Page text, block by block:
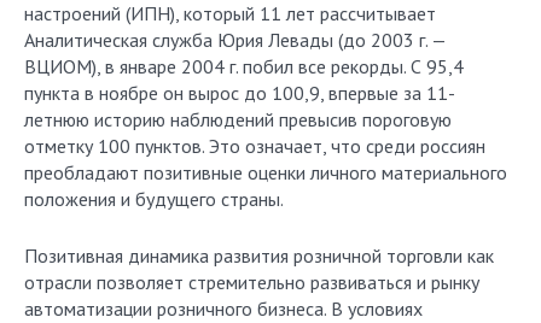
настроений (ИПН), который 11 лет рассчитывает
Аналитическая служба Юрия Левады (до 2003 г. —
ВЦИОМ), в январе 2004 г. побил все рекорды. С 95,4
пункта в ноябре он вырос до 100,9, впервые за 11-
летнюю историю наблюдений превысив пороговую
отметку 100 пунктов. Это означает, что среди россиян
преобладают позитивные оценки личного материального
положения и будущего страны.
Позитивная динамика развития розничной торговли как
отрасли позволяет стремительно развиваться и рынку
автоматизации розничного бизнеса. В условиях